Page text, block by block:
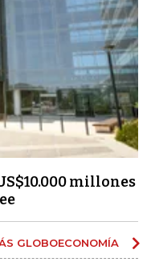
millones
GLOBOECONOMÍA